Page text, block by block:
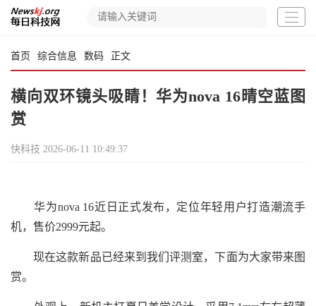
首页 综合信息 数码 正文
横向双环镜头吸睛！华为nova 16晴空蓝图
赏
快科技 2026-06-11 10:49:37
华为nova 16近日正式发布，定位年轻用户打造潮流手
机，售价2999元起。
现在这款新品已经来到我们评测室，下面为大家带来图
赏。